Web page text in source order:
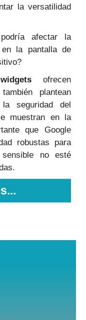
la versatilidad
afectar la
en la pantalla de
widgets ofrecen
plantean
seguridad del
muestran en la
que Google
robustas para
no esté